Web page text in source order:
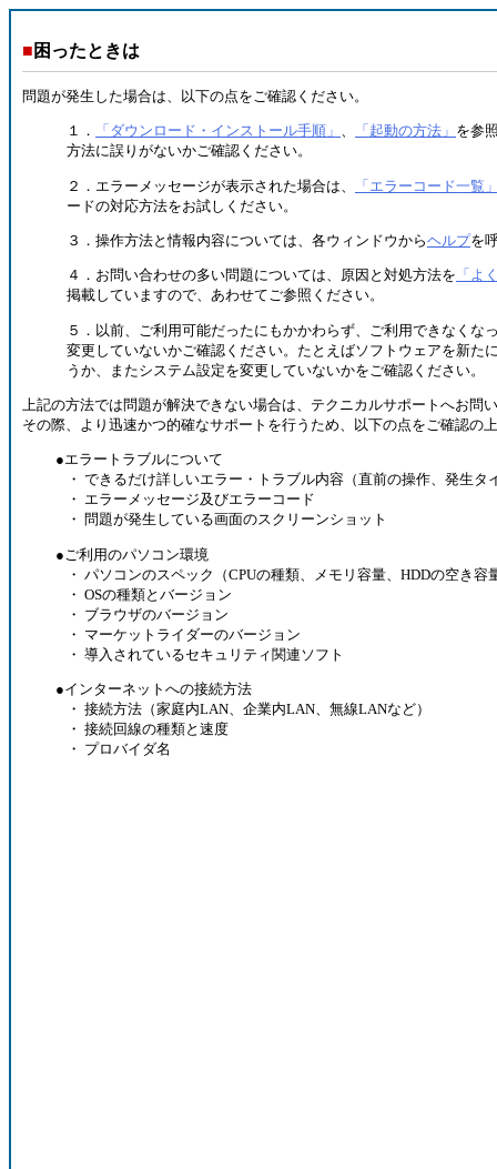
■ 困ったときは
問題が発生した場合は、以下の点をご確認ください。
１． 「ダウンロード・インストール手順」 、 「起動の方法」 を参
方法に誤りがないかご確認ください。
２．エラーメッセージが表示された場合は、
「エラーコード一覧
ードの対応方法をお試しください。
３．操作方法と情報内容については、各ウィンドウからヘルプを
４．お問い合わせの多い問題については、原因と対処方法を 「よ
掲載していますので、あわせてご参照ください。
５．以前、ご利用可能だったにもかかわらず、ご利用できなくな
変更していないかご確認ください。たとえばソフトウェアを新た
うか、またシステム設定を変更していないかをご確認ください。
上記の方法では問題が解決できない場合は、テクニカルサポートへお問
その際、より迅速かつ的確なサポートを行うため、以下の点をご確認の
●エラートラブルについて
・ できるだけ詳しいエラー・トラブル内容（直前の操作、発生タ
・ エラーメッセージ及びエラーコード
・ 問題が発生している画面のスクリーンショット
●ご利用のパソコン環境
・ パソコンのスペック（CPUの種類、メモリ容量、HDDの空き容
・ OSの種類とバージョン
・ ブラウザのバージョン
・ マーケットライダーのバージョン
・ 導入されているセキュリティ関連ソフト
●インターネットへの接続方法
・ 接続方法（家庭内LAN、企業内LAN、無線LANなど）
・ 接続回線の種類と速度
・ プロバイダ名